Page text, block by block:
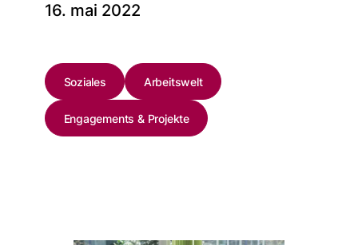
16. mai 2022
Soziales Arbeitswelt
Engagements & Projekte